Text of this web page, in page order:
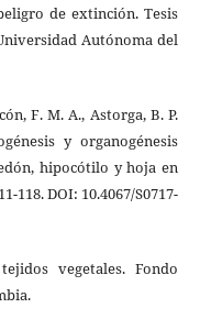
de extinción. Tesis
Autónoma del
F. M. A., Astorga, B. P.
y organogénesis
hipocótilo y hoja en
118. DOI: 10.4067/S0717-
vegetales. Fondo